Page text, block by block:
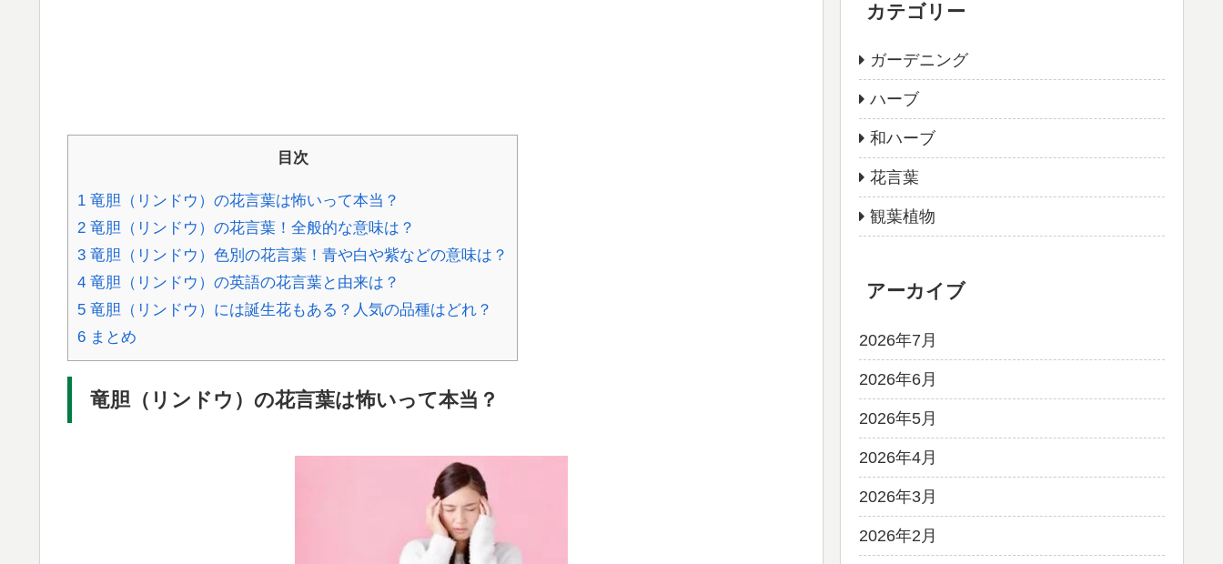
目次
1 竜胆（リンドウ）の花言葉は怖いって本当？
2 竜胆（リンドウ）の花言葉！全般的な意味は？
3 竜胆（リンドウ）色別の花言葉！青や白や紫などの意味は？
4 竜胆（リンドウ）の英語の花言葉と由来は？
5 竜胆（リンドウ）には誕生花もある？人気の品種はどれ？
6 まとめ
竜胆（リンドウ）の花言葉は怖いって本当？
カテゴリー
ガーデニング
ハーブ
和ハーブ
花言葉
観葉植物
アーカイブ
2026年7月
2026年6月
2026年5月
2026年4月
2026年3月
2026年2月